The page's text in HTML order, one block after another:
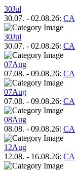
30Jul
30.07. - 02.08.26:
30Jul
30.07. - 02.08.26:
07Aug
07.08. - 09.08.26:
07Aug
07.08. - 09.08.26:
08Aug
08.08. - 09.08.26:
12Aug
12.08. - 16.08.26: